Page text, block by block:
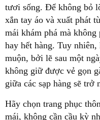
tươi sống. Để không bỏ
xắn tay áo và xuất phát
mái khám phá mà
hay hết hàng. Tuy
muộn, bởi lẽ sau một
không giữ được vẻ gọn
giữa các sạp hàng sẽ trở
Hãy chọn trang phục
mái, không cần cầu kỳ